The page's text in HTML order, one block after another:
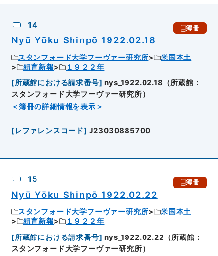
14 簿冊
Nyū Yōku Shinpō 1922.02.18
スタンフォード大学フーヴァー研究所
米国本土
紐育新報
１９２２年
[所蔵館における請求番号] nys_1922.02.18（所蔵館：
スタンフォード大学フーヴァー研究所）
＜簿冊の詳細情報を表示＞
[レファレンスコード] J23030885700
15 簿冊
Nyū Yōku Shinpō 1922.02.22
スタンフォード大学フーヴァー研究所
米国本土
紐育新報
１９２２年
[所蔵館における請求番号] nys_1922.02.22（所蔵館：
スタンフォード大学フーヴァー研究所）